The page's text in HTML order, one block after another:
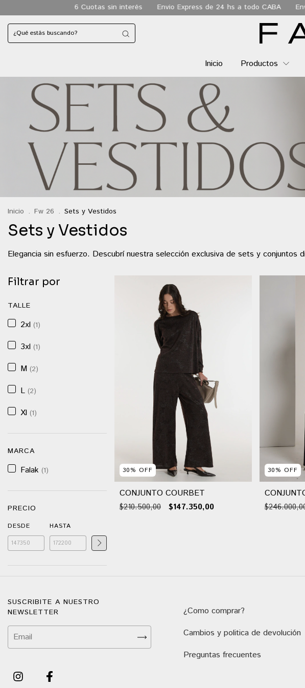
6 Cuotas sin interés Envio Express de 24 hs a todo CABA Envio gratis a
Inicio Productos
Inicio . Fw 26 . Sets y Vestidos
Sets y Vestidos
Elegancia sin esfuerzo. Descubrí nuestra selección exclusiva de sets y conjuntos
Filtrar por
TALLE
2xl (1)
3xl (1)
M (2)
L (2)
Xl (1)
MARCA
Falak (1)
PRECIO
DESDE HASTA
30% OFF
CONJUNTO COURBET
$210.500,00 $147.350,00
30% OFF
SUSCRIBITE A NUESTRO
NEWSLETTER
¿Como comprar?
Cambios y politica de devolución
Preguntas frecuentes